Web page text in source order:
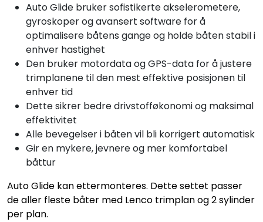
Auto Glide bruker sofistikerte akselerometere,
gyroskoper og avansert software for å
optimalisere båtens gange og holde båten stabil i
enhver hastighet
Den bruker motordata og GPS-data for å justere
trimplanene til den mest effektive posisjonen til
enhver tid
Dette sikrer bedre drivstofføkonomi og maksimal
effektivitet
Alle bevegelser i båten vil bli korrigert automatisk
Gir en mykere, jevnere og mer komfortabel
båttur
Auto Glide kan ettermonteres. Dette settet passer
de aller fleste båter med Lenco trimplan og 2 sylinder
per plan.